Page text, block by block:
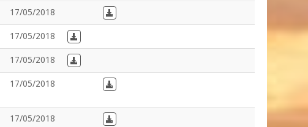
17/05/2018 Download in Dutch
17/05/2018 Download in French
17/05/2018 Download in French
17/05/2018 Download in Dutch
17/05/2018 Download in Dutch